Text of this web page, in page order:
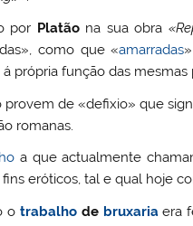
por Platãona sua obra
como que «amarradas
própria função das
provem de «defixio» que
romanas.
a que actualmente
eróticos, tal e qual hoje
o trabalhode bruxariaera